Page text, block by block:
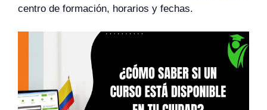
centro de formación, horarios y fechas.